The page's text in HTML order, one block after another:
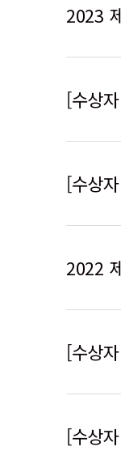
2023
[수상
[수상
2022
[수상
[수상